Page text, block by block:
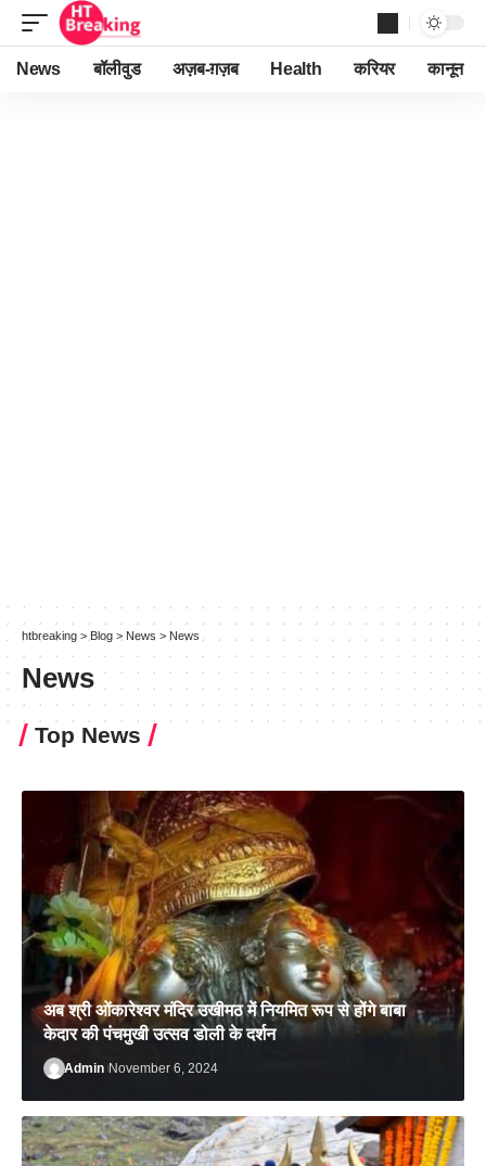
News बॉलीवुड अज़ब-ग़ज़ब Health करियर कानून
htbreaking > Blog > News > News
News
Top News
अब श्री ओंकारेश्वर मंदिर उखीमठ में नियमित रूप से होंगे बाबा
केदार की पंचमुखी उत्सव डोली के दर्शन
Admin November 6, 2024